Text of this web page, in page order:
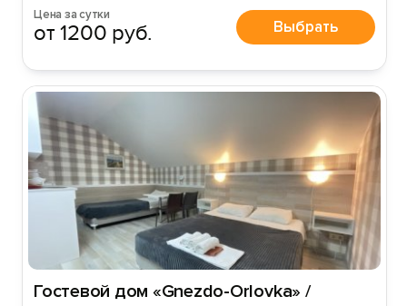
Цена за сутки
от 1200 руб. Выбрать
Гостевой дом «Gnezdo-Orlovka» /